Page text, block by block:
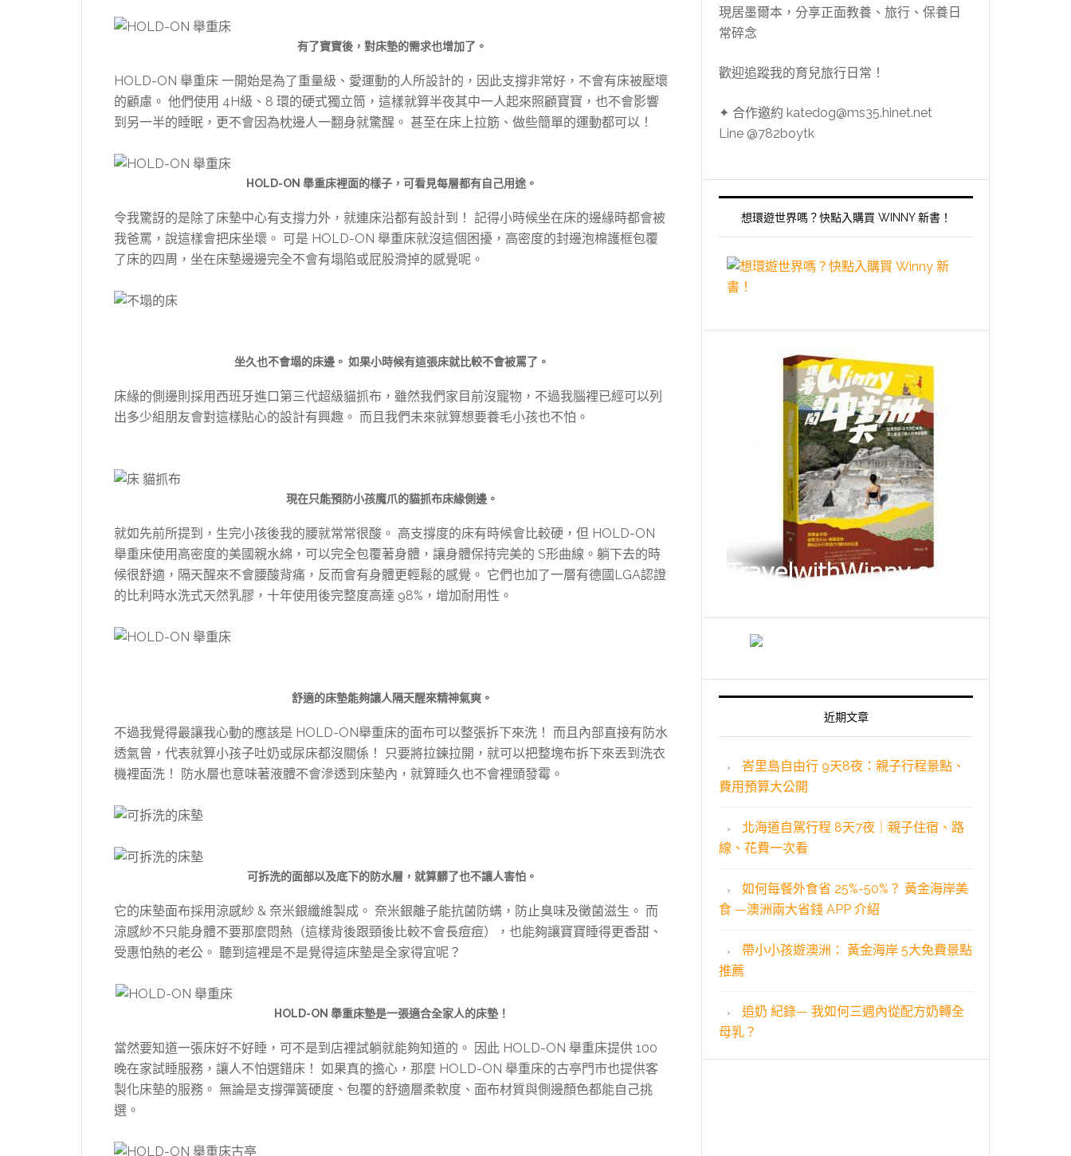
有了寶寶後，對床墊的需求也增加了。
HOLD-ON 舉重床 一開始是為了重量級、愛運動的人所設計的，因此支撐非常好，不會有床被壓壞
的顧慮。 他們使用 4H級、8 環的硬式獨立筒，這樣就算半夜其中一人起來照顧寶寶，也不會影響
到另一半的睡眠，更不會因為枕邊人一翻身就驚醒。 甚至在床上拉筋、做些簡單的運動都可以！
HOLD-ON 舉重床裡面的樣子，可看見每層都有自己用途。
令我驚訝的是除了床墊中心有支撐力外，就連床沿都有設計到！ 記得小時候坐在床的邊緣時都會被
我爸罵，說這樣會把床坐壞。 可是 HOLD-ON 舉重床就沒這個困擾，高密度的封邊泡棉護框包覆
了床的四周，坐在床墊邊邊完全不會有塌陷或屁股滑掉的感覺呢。
坐久也不會塌的床邊。 如果小時候有這張床就比較不會被罵了。
床緣的側邊則採用西班牙進口第三代超級貓抓布，雖然我們家目前沒寵物，不過我腦裡已經可以列
出多少組朋友會對這樣貼心的設計有興趣。 而且我們未來就算想要養毛小孩也不怕。
現在只能預防小孩魔爪的貓抓布床緣側邊。
就如先前所提到，生完小孩後我的腰就常常很酸。 高支撐度的床有時候會比較硬，但 HOLD-ON
舉重床使用高密度的美國親水綿，可以完全包覆著身體，讓身體保持完美的 S形曲線。躺下去的時
候很舒適，隔天醒來不會腰酸背痛，反而會有身體更輕鬆的感覺。 它們也加了一層有德國LGA認證
的比利時水洗式天然乳膠，十年使用後完整度高達 98%，增加耐用性。
舒適的床墊能夠讓人隔天醒來精神氣爽。
不過我覺得最讓我心動的應該是 HOLD-ON舉重床的面布可以整張拆下來洗！ 而且內部直接有防水
透氣曾，代表就算小孩子吐奶或尿床都沒關係！ 只要將拉鍊拉開，就可以把整塊布拆下來丟到洗衣
機裡面洗！ 防水層也意味著液體不會滲透到床墊內，就算睡久也不會裡頭發霉。
可拆洗的面部以及底下的防水層，就算髒了也不讓人害怕。
它的床墊面布採用涼感紗 & 奈米銀纖維製成。 奈米銀離子能抗菌防螨，防止臭味及黴菌滋生。 而
涼感紗不只能身體不要那麼悶熱（這樣背後跟頸後比較不會長痘痘），也能夠讓寶寶睡得更香甜、
受惠怕熱的老公。 聽到這裡是不是覺得這床墊是全家得宜呢？
HOLD-ON 舉重床墊是一張適合全家人的床墊！
當然要知道一張床好不好睡，可不是到店裡試躺就能夠知道的。 因此 HOLD-ON 舉重床提供 100
晚在家試睡服務，讓人不怕選錯床！ 如果真的擔心，那麼 HOLD-ON 舉重床的古亭門市也提供客
製化床墊的服務。 無論是支撐彈簧硬度、包覆的舒適層柔軟度、面布材質與側邊顏色都能自己挑
選。
現居墨爾本，分享正面教養、旅行、保養日
常碎念
歡迎追蹤我的育兒旅行日常！
✦ 合作邀約 katedog@ms35.hinet.net
Line @782boytk
想環遊世界嗎？快點入購買 WINNY 新書！
近期文章
峇里島自由行 9天8夜：親子行程景點、
費用預算大公開
北海道自駕行程 8天7夜｜親子住宿、路
線、花費一次看
如何每餐外食省 25%-50%？ 黃金海岸美
食 —澳洲兩大省錢 APP 介紹
帶小小孩遊澳洲： 黃金海岸 5大免費景點
推薦
追奶 紀錄— 我如何三週內從配方奶轉全
母乳？